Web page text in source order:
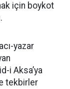
için boykot
yazar
i Aksa’ya
tekbirler